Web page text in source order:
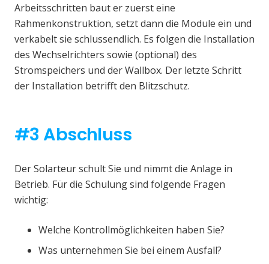
Arbeitsschritten baut er zuerst eine
Rahmenkonstruktion, setzt dann die Module ein und
verkabelt sie schlussendlich. Es folgen die Installation
des Wechselrichters sowie (optional) des
Stromspeichers und der Wallbox. Der letzte Schritt
der Installation betrifft den Blitzschutz.
#3 Abschluss
Der Solarteur schult Sie und nimmt die Anlage in
Betrieb. Für die Schulung sind folgende Fragen
wichtig:
Welche Kontrollmöglichkeiten haben Sie?
Was unternehmen Sie bei einem Ausfall?